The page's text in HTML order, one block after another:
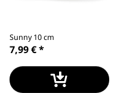
Sunny 10 cm
7,99 €*